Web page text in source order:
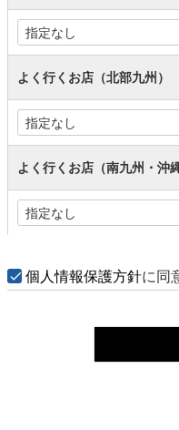
よく行くお店（北部九州）
よく行くお店（南九州・沖縄
個人情報保護方針に同